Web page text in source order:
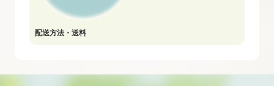
配送方法・送料